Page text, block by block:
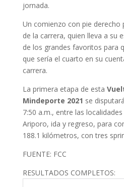
jornada.
Un comienzo con pie derecho
de la carrera, quien lleva a su
de los grandes favoritos para
que sería el cuarto en su
carrera.
La primera etapa de esta
Mindeporte 2021 se
7:50 a.m., entre las
Ariporo, ida y regreso, para
188.1 kilómetros, con tres
FUENTE: FCC
RESULTADOS COMPLETOS: